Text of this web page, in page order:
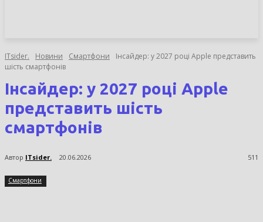
ITsider. Новини Смартфони
Інсайдер: у 2027 році Apple представить
шість смартфонів
Інсайдер: у 2027 році Apple
представить шість
смартфонів
Автор ITsider. 20.06.2026 511
Смартфони